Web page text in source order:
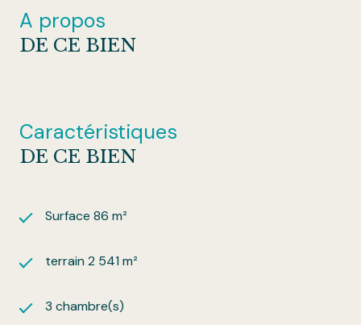
A propos
DE CE BIEN
Caractéristiques
DE CE BIEN
Surface 86 m²
terrain 2 541 m²
3 chambre(s)